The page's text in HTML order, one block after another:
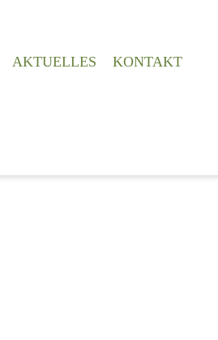
AKTUELLES KONTAKT